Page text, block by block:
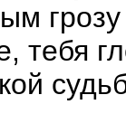
тебя